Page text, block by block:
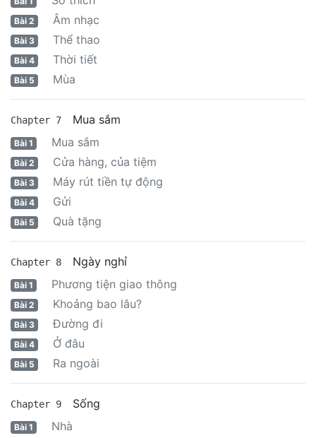
Bài 2 Âm nhạc
Bài 3 Thể thao
Bài 4 Thời tiết
Bài 5 Mùa
Chapter 7 Mua sắm
Bài 1 Mua sắm
Bài 2 Cửa hàng, của tiệm
Bài 3 Máy rút tiền tự động
Bài 4 Gửi
Bài 5 Quà tặng
Chapter 8 Ngày nghỉ
Bài 1 Phương tiện giao thông
Bài 2 Khoảng bao lâu?
Bài 3 Đường đi
Bài 4 Ở đâu
Bài 5 Ra ngoài
Chapter 9 Sống
Bài 1 Nhà